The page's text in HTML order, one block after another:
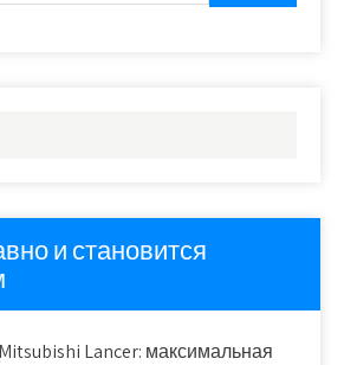
и становится
Lancer: максимальная